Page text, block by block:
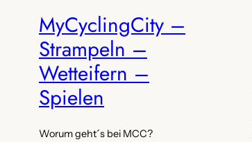
MyCyclingCity –
Strampeln –
Wetteifern –
Spielen
Worum geht´s bei MCC?